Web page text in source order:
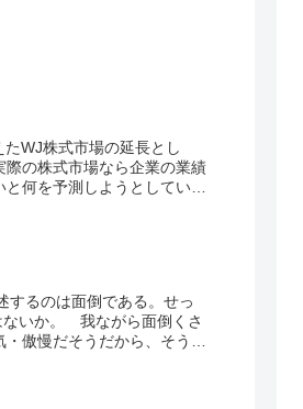
WJ株式市場の延長とし
の株式市場なら企業の業績
何を予測しようとしている
白くなるかもしれない。
するのは面倒である。せっ
ないか。 我ながら面倒くさ
傲慢だそうだから、そう悪